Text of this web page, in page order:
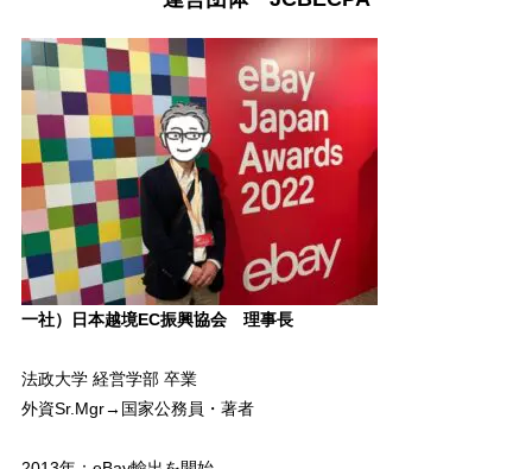
一社）日本越境EC振興協会 理事長
法政大学 経営学部 卒業
外資Sr.Mgr→国家公務員・著者